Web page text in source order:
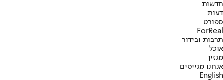
חדשות
דעות
ספורט
ForReal
תרבות ובידור
אוכל
מגזין
אנחנו מגייסים
English